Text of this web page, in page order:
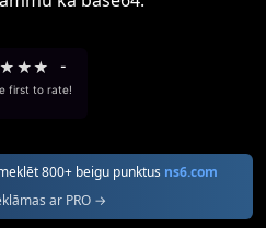
★ ★★ -
first to rate!
800+ beigu punktus ns6.com
ar PRO →